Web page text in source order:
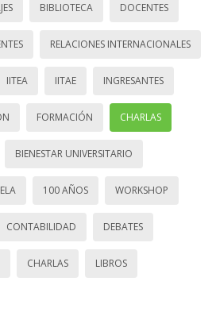
BIBLIOTECA DOCENTES
RELACIONES INTERNACIONALES
IITEA IITAE INGRESANTES
FORMACIÓN CHARLAS
BIENESTAR UNIVERSITARIO
100 AÑOS WORKSHOP
CONTABILIDAD DEBATES
CHARLAS LIBROS